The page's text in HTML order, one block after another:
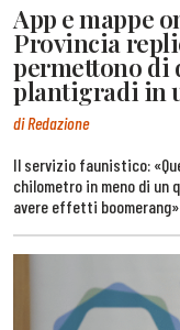
App e mappe
Provincia
permettono di
plantigradi in
di Redazione
Il servizio faunistico:
chilometro in meno di un
avere effetti boomerang»